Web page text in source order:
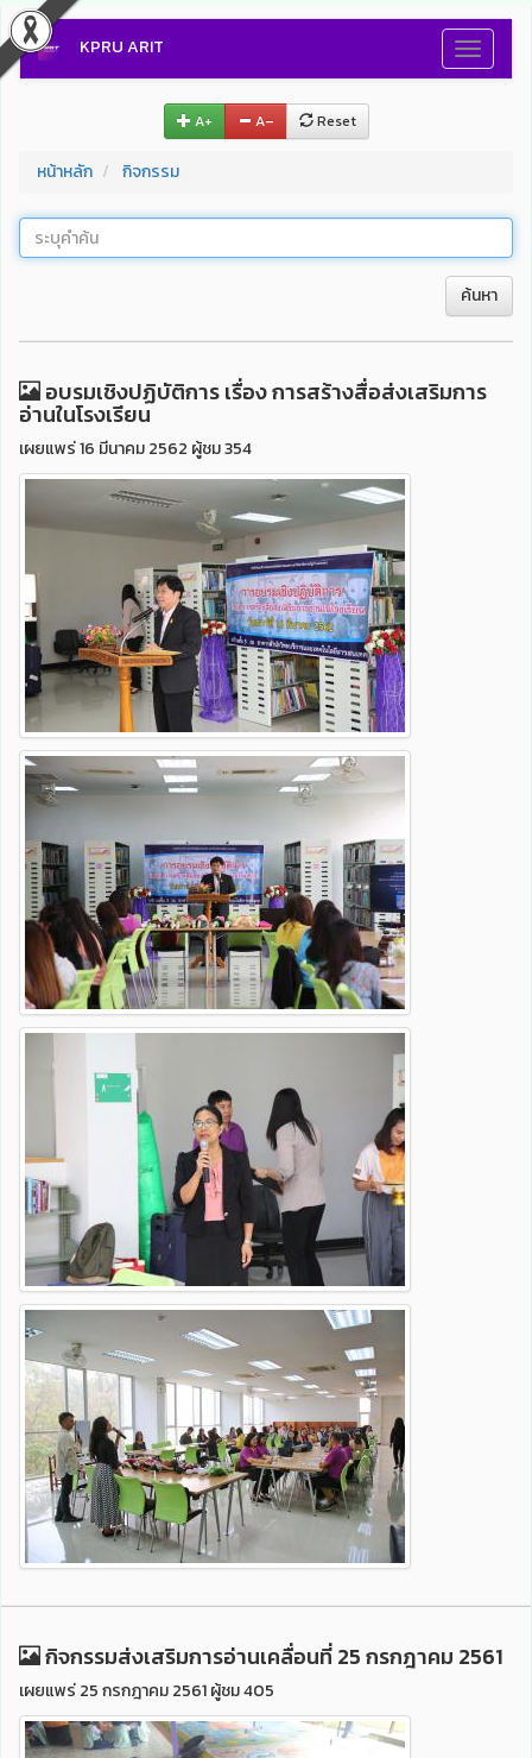
Toggle
KPRU ARIT
A+ A– Reset
หน้าหลัก กิจกรรม
ค้นหา
อบรมเชิงปฏิบัติการ เรื่อง การสร้างสื่อส่งเสริมการ
อ่านในโรงเรียน
เผยแพร่ 16 มีนาคม 2562 ผู้ชม 354
กิจกรรมส่งเสริมการอ่านเคลื่อนที่ 25 กรกฎาคม 2561
เผยแพร่ 25 กรกฎาคม 2561 ผู้ชม 405